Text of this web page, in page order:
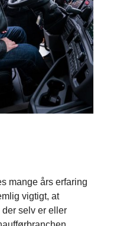
mange års erfaring
vigtigt, at
der selv er eller